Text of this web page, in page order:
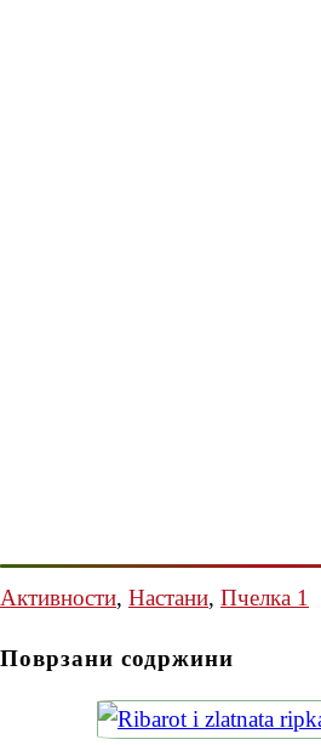
Активности, Настани, Пчелка 1
Поврзани содржини